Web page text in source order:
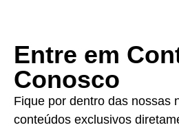
Entre em
Conosco
Fique por dentro das nossas
conteúdos exclusivos